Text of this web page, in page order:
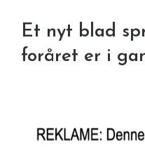
Et nyt blad
foråret er i